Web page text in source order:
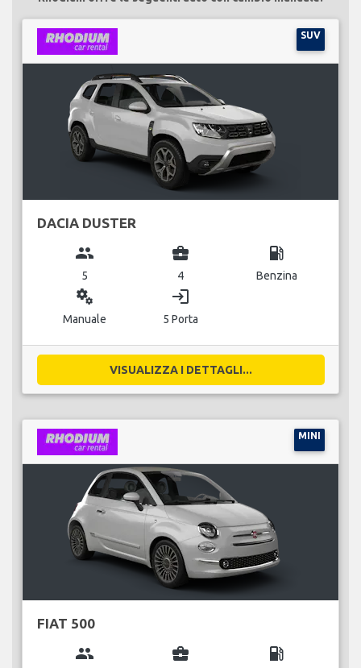
SUV
DACIA DUSTER
group
5
business_center
4
local_gas_station
Benzina
miscellaneous_services
Manuale
login
5 Porta
VISUALIZZA I DETTAGLI...
MINI
FIAT 500
group business_center local_gas_station